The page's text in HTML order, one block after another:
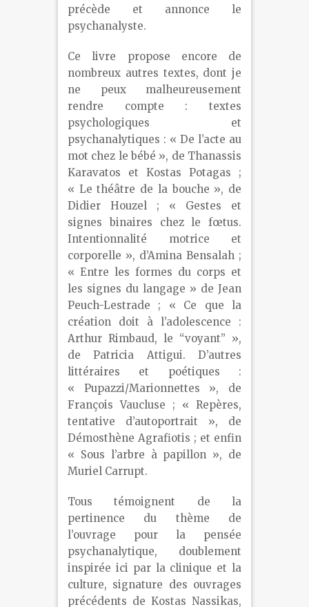
précède et annonce le
psychanalyste.
Ce livre propose encore de
nombreux autres textes, dont je
ne peux malheureusement
rendre compte : textes
psychologiques et
psychanalytiques : « De l’acte au
mot chez le bébé », de Thanassis
Karavatos et Kostas Potagas ;
« Le théâtre de la bouche », de
Didier Houzel ; « Gestes et
signes binaires chez le fœtus.
Intentionnalité motrice et
corporelle », d’Amina Bensalah ;
« Entre les formes du corps et
les signes du langage » de Jean
Peuch-Lestrade ; « Ce que la
création doit à l’adolescence :
Arthur Rimbaud, le “voyant” »,
de Patricia Attigui. D’autres
littéraires et poétiques :
« Pupazzi/Marionnettes », de
François Vaucluse ; « Repères,
tentative d’autoportrait », de
Démosthène Agrafiotis ; et enfin
« Sous l’arbre à papillon », de
Muriel Carrupt.
Tous témoignent de la
pertinence du thème de
l’ouvrage pour la pensée
psychanalytique, doublement
inspirée ici par la clinique et la
culture, signature des ouvrages
précédents de Kostas Nassikas,